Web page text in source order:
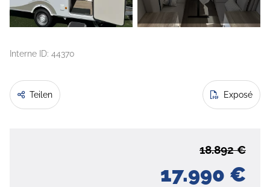
Interne ID: 44370
Teilen Exposé
17.990 €
18.892 €